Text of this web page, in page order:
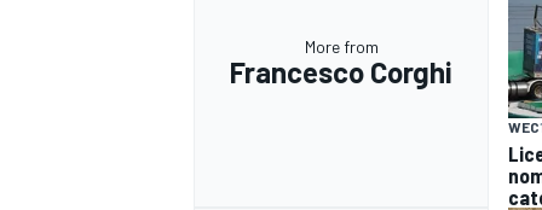
More from
Francesco Corghi
WEC